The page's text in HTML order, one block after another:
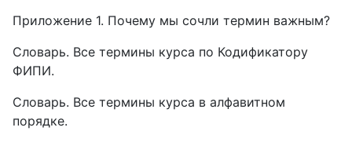
Приложение 1. Почему мы сочли термин важным?
Словарь. Все термины курса по Кодификатору
ФИПИ.
Словарь. Все термины курса в алфавитном
порядке.